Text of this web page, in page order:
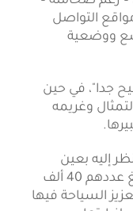
التواصل
ووضعية
جدا"، في حين
وغريمه
إليه بعين
الفخر بالنسبة لسكان نيوكوين البالغ عددهم 40 ألف
السياحة فيها